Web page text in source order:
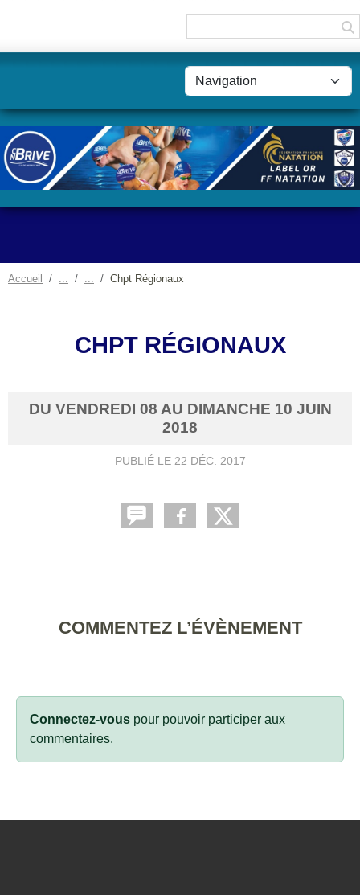
Accueil Chpt Régionaux
CHPT RÉGIONAUX
DU VENDREDI 08 AU DIMANCHE 10 JUIN
2018
PUBLIÉ LE 22 DÉC. 2017
COMMENTEZ L’ÉVÈNEMENT
Connectez-vous pour pouvoir participer aux
commentaires.